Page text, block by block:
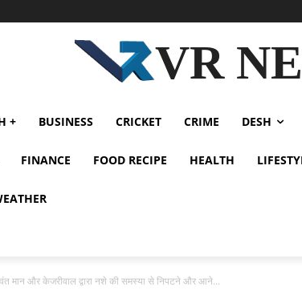
VR
+ BUSINESS CRICKET CRIME DESH
FINANCE FOOD RECIPE HEALTH
मान और केजरीवाल द्वारा नशे की समस्या से निपटने और आने...